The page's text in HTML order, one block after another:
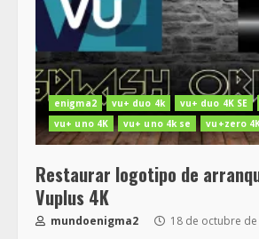
enigma2 vu+ duo 4k vu+ duo 4K SE
vu+ uno 4K
vu+ uno 4k se vu+zero
Restaurar logotipo de
Vuplus 4K
mundoenigma2 18 de octubre